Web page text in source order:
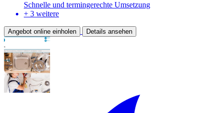
Schnelle und termingerechte Umsetzung
+ 3 weitere
Angebot online einholen Details ansehen